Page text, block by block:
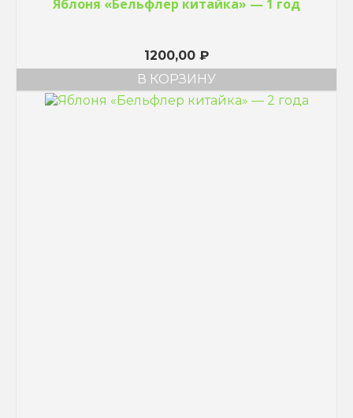
Яблоня «Бельфлер китайка» — 1 год
1200,00 ₽
В КОРЗИНУ